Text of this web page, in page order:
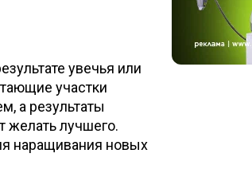
увечья или
участки
а результаты
желать лучшего.
наращивания новых